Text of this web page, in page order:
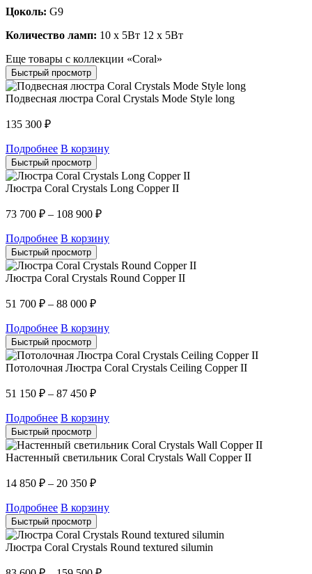
Цоколь: G9
Количество ламп: 10 x 5Вт 12 x 5Вт
Еще товары с коллекции «Coral»
Быстрый просмотр
Подвесная люстра Coral Crystals Mode Style long
135 300 ₽
Подробнее В корзину
Быстрый просмотр
Люстра Coral Crystals Long Copper II
73 700 ₽ – 108 900 ₽
Подробнее В корзину
Быстрый просмотр
Люстра Coral Crystals Round Copper II
51 700 ₽ – 88 000 ₽
Подробнее В корзину
Быстрый просмотр
Потолочная Люстра Coral Crystals Ceiling Copper II
51 150 ₽ – 87 450 ₽
Подробнее В корзину
Быстрый просмотр
Настенный светильник Coral Crystals Wall Copper II
14 850 ₽ – 20 350 ₽
Подробнее В корзину
Быстрый просмотр
Люстра Coral Crystals Round textured silumin